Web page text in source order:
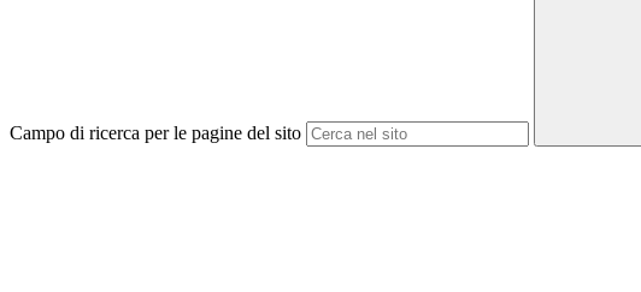
Campo di ricerca per le pagine del sito